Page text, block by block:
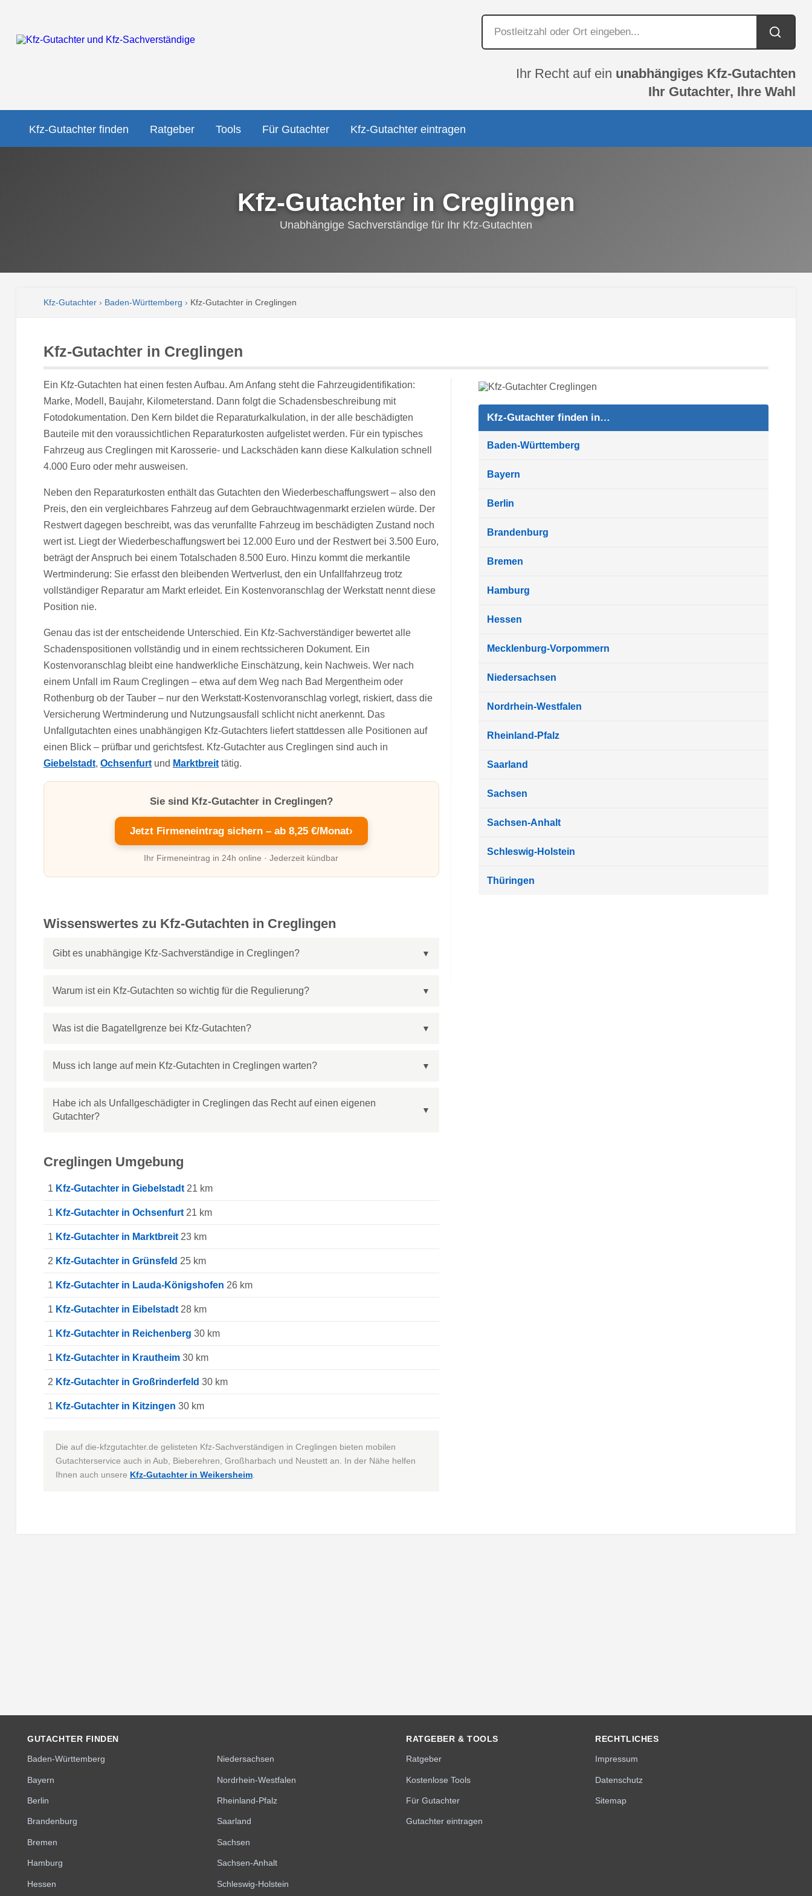
Ihr Recht auf ein unabhängiges Kfz-Gutachten
Ihr Gutachter, Ihre Wahl
Kfz-Gutachter finden Ratgeber Tools Für Gutachter Kfz-Gutachter eintragen
Kfz-Gutachter in Creglingen
Unabhängige Sachverständige für Ihr Kfz-Gutachten
Kfz-Gutachter› Baden-Württemberg › Kfz-Gutachter in Creglingen
Kfz-Gutachter in Creglingen
Ein Kfz-Gutachten hat einen festen Aufbau. Am Anfang steht die Fahrzeugidentifikation:
Marke, Modell, Baujahr, Kilometerstand. Dann folgt die Schadensbeschreibung mit
Fotodokumentation. Den Kern bildet die Reparaturkalkulation, in der alle beschädigten
Bauteile mit den voraussichtlichen Reparaturkosten aufgelistet werden. Für ein typisches
Fahrzeug aus Creglingen mit Karosserie- und Lackschäden kann diese Kalkulation schnell
4.000 Euro oder mehr ausweisen.
Neben den Reparaturkosten enthält das Gutachten den Wiederbeschaffungswert – also den
Preis, den ein vergleichbares Fahrzeug auf dem Gebrauchtwagenmarkt erzielen würde. Der
Restwert dagegen beschreibt, was das verunfallte Fahrzeug im beschädigten Zustand noch
wert ist. Liegt der Wiederbeschaffungswert bei 12.000 Euro und der Restwert bei 3.500 Euro,
beträgt der Anspruch bei einem Totalschaden 8.500 Euro. Hinzu kommt die merkantile
Wertminderung: Sie erfasst den bleibenden Wertverlust, den ein Unfallfahrzeug trotz
vollständiger Reparatur am Markt erleidet. Ein Kostenvoranschlag der Werkstatt nennt diese
Position nie.
Genau das ist der entscheidende Unterschied. Ein Kfz-Sachverständiger bewertet alle
Schadenspositionen vollständig und in einem rechtssicheren Dokument. Ein
Kostenvoranschlag bleibt eine handwerkliche Einschätzung, kein Nachweis. Wer nach
einem Unfall im Raum Creglingen – etwa auf dem Weg nach Bad Mergentheim oder
Rothenburg ob der Tauber – nur den Werkstatt-Kostenvoranschlag vorlegt, riskiert, dass die
Versicherung Wertminderung und Nutzungsausfall schlicht nicht anerkennt. Das
Unfallgutachten eines unabhängigen Kfz-Gutachters liefert stattdessen alle Positionen auf
einen Blick – prüfbar und gerichtsfest. Kfz-Gutachter aus Creglingen sind auch in
Giebelstadt, Ochsenfurtund Marktbreittätig.
Sie sind Kfz-Gutachter in Creglingen?
Jetzt Firmeneintrag sichern – ab 8,25 €/Monat›
Ihr Firmeneintrag in 24h online · Jederzeit kündbar
Wissenswertes zu Kfz-Gutachten in Creglingen
Gibt es unabhängige Kfz-Sachverständige in Creglingen?
Warum ist ein Kfz-Gutachten so wichtig für die Regulierung?
Was ist die Bagatellgrenze bei Kfz-Gutachten?
Muss ich lange auf mein Kfz-Gutachten in Creglingen warten?
Habe ich als Unfallgeschädigter in Creglingen das Recht auf einen eigenen
Gutachter?
Creglingen Umgebung
1 Kfz-Gutachter in Giebelstadt21 km
1 Kfz-Gutachter in Ochsenfurt21 km
1 Kfz-Gutachter in Marktbreit23 km
2 Kfz-Gutachter in Grünsfeld 25 km
1 Kfz-Gutachter in Lauda-Königshofen 26 km
1 Kfz-Gutachter in Eibelstadt28 km
1 Kfz-Gutachter in Reichenberg 30 km
1 Kfz-Gutachter in Krautheim30 km
2 Kfz-Gutachter in Großrinderfeld 30 km
1 Kfz-Gutachter in Kitzingen 30 km
Die auf die-kfzgutachter.de gelisteten Kfz-Sachverständigen in Creglingen bieten mobilen
Gutachterservice auch in Aub, Bieberehren, Großharbach und Neustett an. In der Nähe helfen
Ihnen auch unsere Kfz-Gutachter in Weikersheim.
Kfz-Gutachter finden in…
Baden-Württemberg
Bayern
Berlin
Brandenburg
Bremen
Hamburg
Hessen
Mecklenburg-Vorpommern
Niedersachsen
Nordrhein-Westfalen
Rheinland-Pfalz
Saarland
Sachsen
Sachsen-Anhalt
Schleswig-Holstein
Thüringen
GUTACHTER FINDEN
Baden-Württemberg
Bayern
Berlin
Brandenburg
Bremen
Hamburg
Hessen
Niedersachsen
Nordrhein-Westfalen
Rheinland-Pfalz
Saarland
Sachsen
Sachsen-Anhalt
Schleswig-Holstein
RATGEBER & TOOLS
Ratgeber
Kostenlose Tools
Für Gutachter
Gutachter eintragen
RECHTLICHES
Impressum
Datenschutz
Sitemap